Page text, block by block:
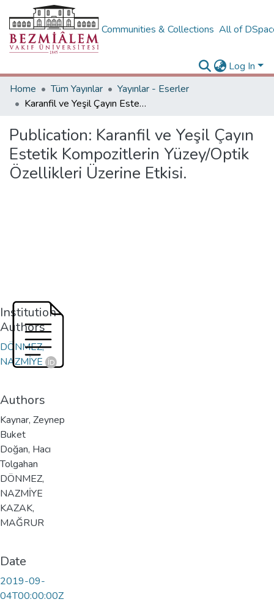
Communities & Collections All of
Log In
Home
Tüm Yayınlar
Yayınlar - Eserler
Karanfil ve Yeşil Çayın Estetik Kompozitlerin Yüzey/Optik Özellikleri Üzerine Etkisi.
Publication: Karanfil ve Yeşil Çayın
Estetik Kompozitlerin Yüzey/Optik
Özellikleri Üzerine Etkisi.
Institution
Authors
DÖNMEZ,
NAZMİYE
Authors
Kaynar, Zeynep
Buket
Doğan, Hacı
Tolgahan
DÖNMEZ,
NAZMİYE
KAZAK,
MAĞRUR
Date
2019-09-
04T00:00:00Z